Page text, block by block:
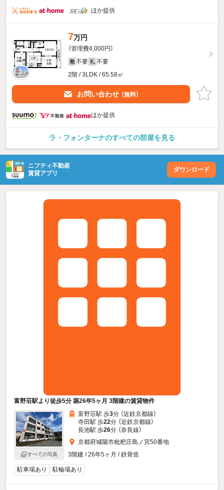
ほか提供
7万円
（管理費4,000円）
敷 不要 礼 不要
2階 / 3LDK / 65.58㎡
お問い合わせ （無料）
ほか提供
ラ・フォンターナのすべての部屋を見る
ニフティ不動産
賃貸アプリ
ダウンロード
富野荘駅より徒歩5分 築26年5ヶ月 3階建の賃貸物件
すべての写真
富野荘駅 歩3分 （近鉄京都線）
寺田駅 歩22分 （近鉄京都線）
長池駅 歩26分 （奈良線）
京都府城陽市枇杷庄島ノ宮50番地
3階建 / 26年5ヶ月 / 鉄骨造
駐車場あり 駐輪場あり